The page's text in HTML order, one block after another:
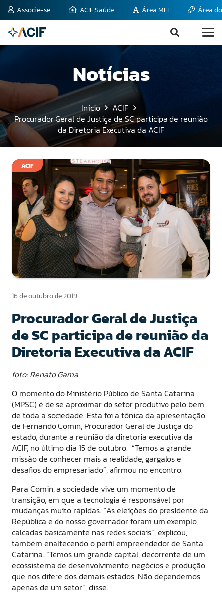
Associe-se ACIF Saúde Área MEI Área
Notícias
Início
ACIF
Procurador Geral de Justiça de SC participa de reunião
da Diretoria Executiva da ACIF
ACIF
16 de outubro de 2019
Procurador Geral de Justiça
de SC participa de reunião da
Diretoria Executiva da ACIF
foto: Renato Gama
O momento do Ministério Público de Santa Catarina
(MPSC) é de se aproximar do setor produtivo pelo bem
de toda a sociedade. Esta foi a tônica da apresentação
de Fernando Comin, Procurador Geral de Justiça do
estado, durante a reunião da diretoria executiva da
ACIF, no último dia 15 de outubro. “Temos a grande
missão de conhecer mais a realidade, gargalos e
desafios do empresariado”, afirmou no encontro.
Para Comin, a sociedade vive um momento de
transição, em que a tecnologia é responsável por
mudanças muito rápidas. “As eleições do presidente da
República e do nosso governador foram um exemplo,
calcadas basicamente nas redes sociais”, explicou,
também enaltecendo o perfil empreendedor de Santa
Catarina. “Temos um grande capital, decorrente de um
ecossistema de desenvolvimento, negócios e produção
que nos difere dos demais estados. Não dependemos
apenas de um setor”, disse.